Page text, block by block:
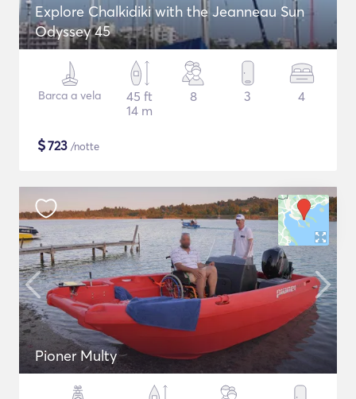
Explore Chalkidiki with the Jeanneau Sun
Odyssey 45
Barca a vela
45 ft
14 m
8 3 4
$723 /notte
Pioner Multy